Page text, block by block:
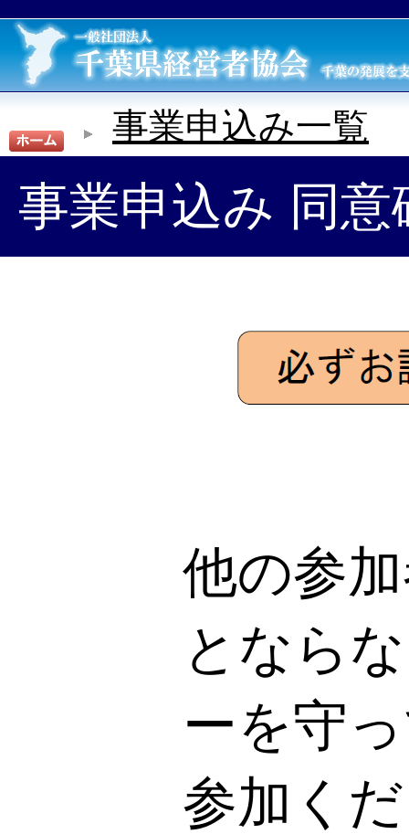
事業申込み一覧
事業申込み 同意
他の参
となら
ーを守
参加く